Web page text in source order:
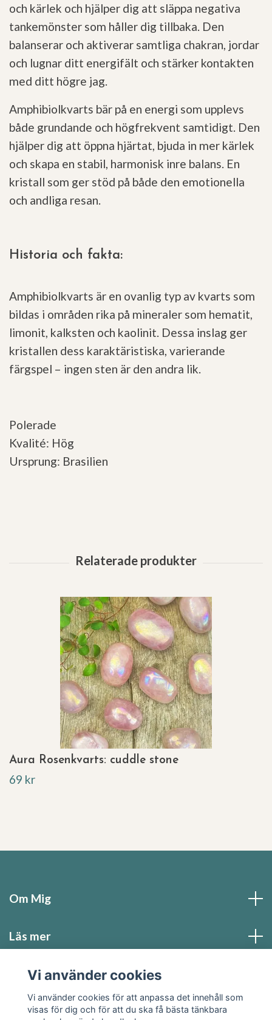
och kärlek och hjälper dig att släppa negativa
tankemönster som håller dig tillbaka. Den
balanserar och aktiverar samtliga chakran, jordar
och lugnar ditt energifält och stärker kontakten
med ditt högre jag.
Amphibiolkvarts bär på en energi som upplevs
både grundande och högfrekvent samtidigt. Den
hjälper dig att öppna hjärtat, bjuda in mer kärlek
och skapa en stabil, harmonisk inre balans. En
kristall som ger stöd på både den emotionella
och andliga resan.
Historia och fakta:
Amphibiolkvarts är en ovanlig typ av kvarts som
bildas i områden rika på mineraler som hematit,
limonit, kalksten och kaolinit. Dessa inslag ger
kristallen dess karaktäristiska, varierande
färgspel – ingen sten är den andra lik.
Polerade
Kvalité: Hög
Ursprung: Brasilien
Aura Rosenkvarts: cuddle stone
69 kr
Om Mig
Läs mer
Sociala medier
Vi använder cookies
Vi använder cookies för att anpassa det innehåll som
visas för dig och för att du ska få bästa tänkbara